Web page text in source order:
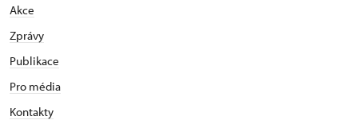
Akce
Zprávy
Publikace
Pro média
Kontakty